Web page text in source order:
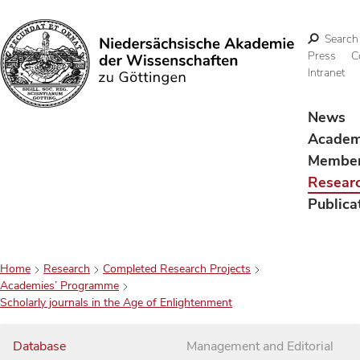
Search
Search
Press
Intranet
News
Home Research
Completed Research Projects
Academies’ Programme
Scholarly journals in the Age of Enlightenment
Database
Management and Editorial